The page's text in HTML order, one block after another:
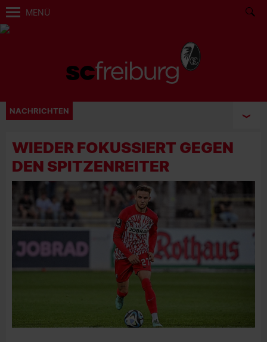
MENÜ
NACHRICHTEN
WIEDER FOKUSSIERT GEGEN
DEN SPITZENREITER